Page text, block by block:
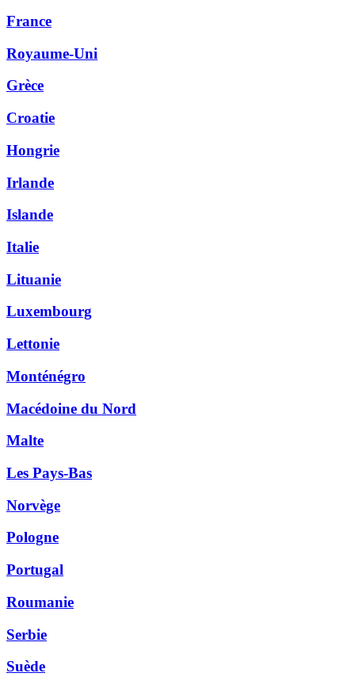
France
Royaume-Uni
Grèce
Croatie
Hongrie
Irlande
Islande
Italie
Lituanie
Luxembourg
Lettonie
Monténégro
Macédoine du Nord
Malte
Les Pays-Bas
Norvège
Pologne
Portugal
Roumanie
Serbie
Suède